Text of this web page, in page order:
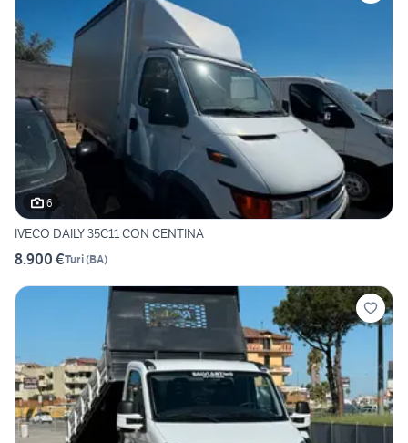
6
IVECO DAILY 35C11 CON CENTINA
8.900 €Turi(BA)